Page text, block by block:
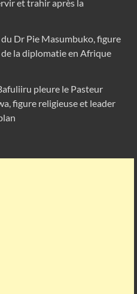
et trahir après la
Dr Pie Masumbuko, figure
la diplomatie en Afrique
pleure le Pasteur
figure religieuse et leader